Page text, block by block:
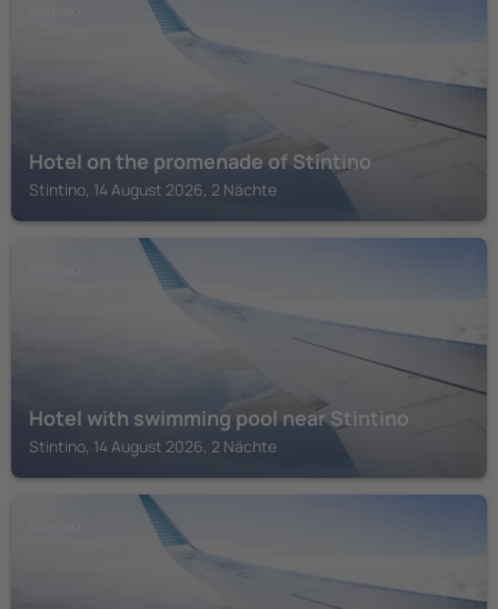
Hotel on the promenade of Stintino
Stintino, 14 August 2026, 2 Nächte
Hotel with swimming pool near Stintino
Stintino, 14 August 2026, 2 Nächte